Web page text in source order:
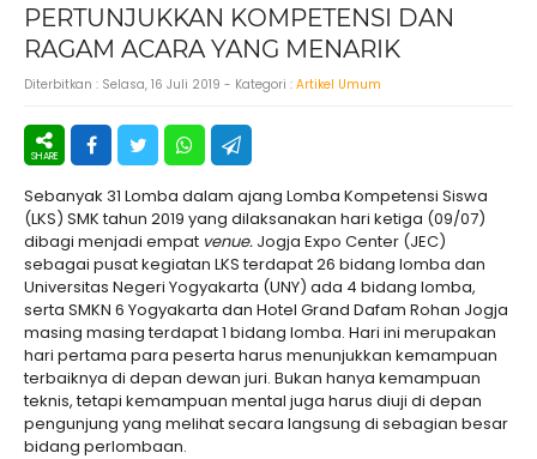
PERTUNJUKKAN KOMPETENSI DAN
RAGAM ACARA YANG MENARIK
Diterbitkan : Selasa, 16 Juli 2019 - Kategori : Artikel Umum
Sebanyak 31 Lomba dalam ajang Lomba Kompetensi Siswa
(LKS) SMK tahun 2019 yang dilaksanakan hari ketiga (09/07)
dibagi menjadi empat venue. Jogja Expo Center (JEC)
sebagai pusat kegiatan LKS terdapat 26 bidang lomba dan
Universitas Negeri Yogyakarta (UNY) ada 4 bidang lomba,
serta SMKN 6 Yogyakarta dan Hotel Grand Dafam Rohan Jogja
masing masing terdapat 1 bidang lomba. Hari ini merupakan
hari pertama para peserta harus menunjukkan kemampuan
terbaiknya di depan dewan juri. Bukan hanya kemampuan
teknis, tetapi kemampuan mental juga harus diuji di depan
pengunjung yang melihat secara langsung di sebagian besar
bidang perlombaan.